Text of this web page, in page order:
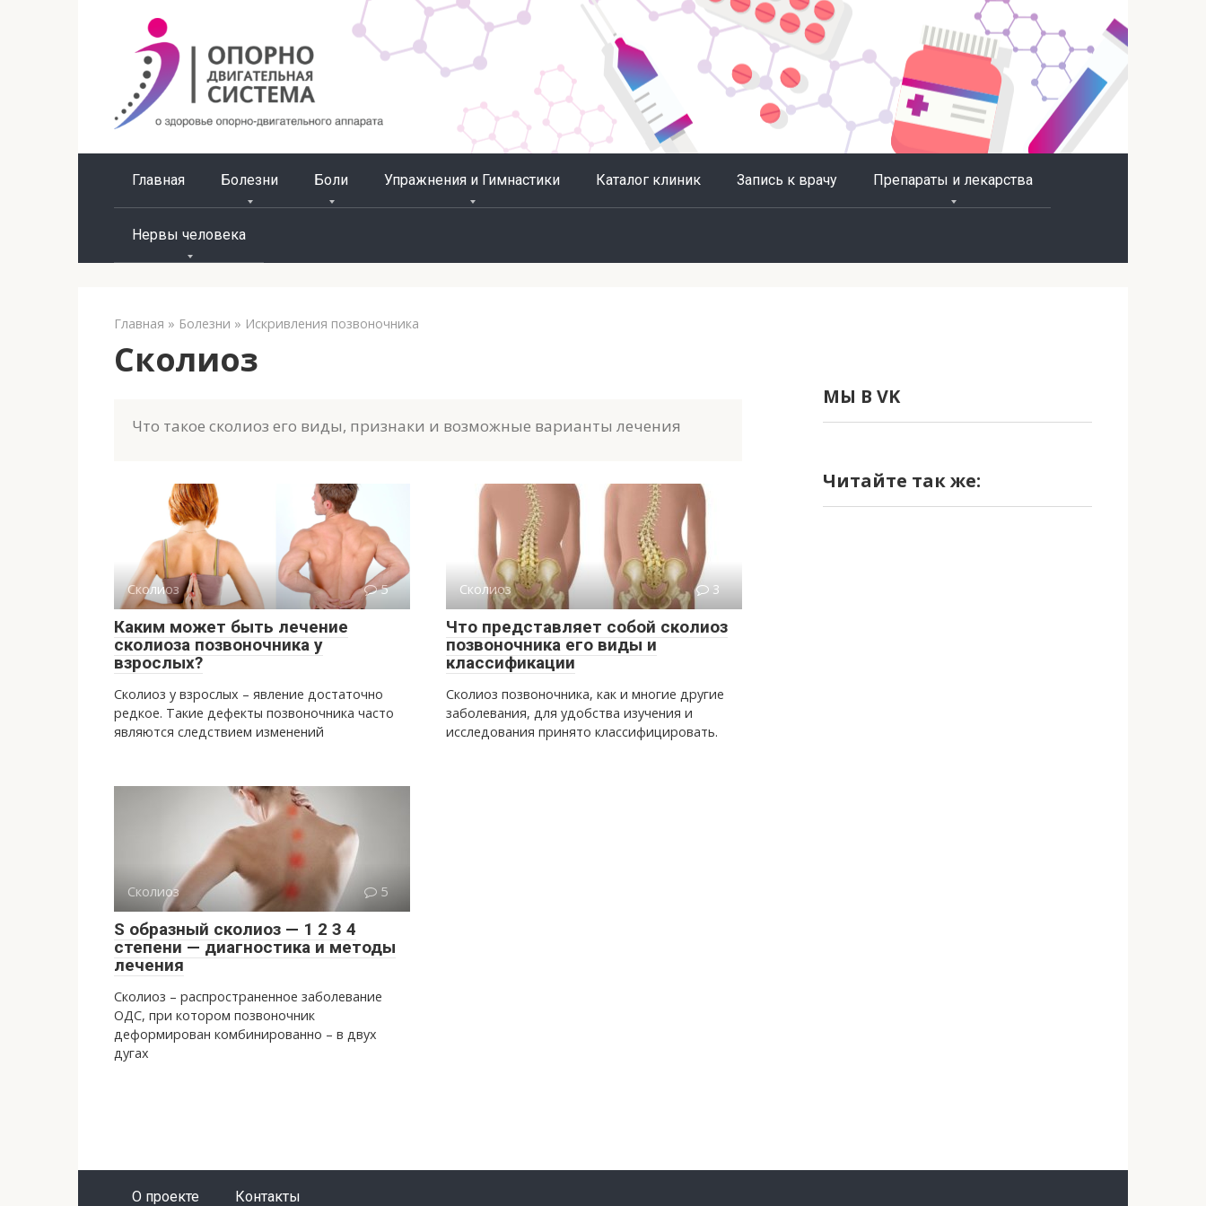
Главная Болезни Боли Упражнения и Гимнастики Каталог клиник Запись к врачу Препараты и лекарства
Нервы человека
Главная » Болезни » Искривления позвоночника
Сколиоз
Что такое сколиоз его виды, признаки и возможные варианты лечения
Сколиоз 5
Каким может быть лечение
сколиоза позвоночника у
взрослых?
Сколиоз у взрослых – явление достаточно
редкое. Такие дефекты позвоночника часто
являются следствием изменений
Сколиоз 3
Что представляет собой сколиоз
позвоночника его виды и
классификации
Сколиоз позвоночника, как и многие другие
заболевания, для удобства изучения и
исследования принято классифицировать.
Сколиоз 5
S образный сколиоз — 1 2 3 4
степени — диагностика и методы
лечения
Сколиоз – распространенное заболевание
ОДС, при котором позвоночник
деформирован комбинированно – в двух
дугах
МЫ В VK
Читайте так же:
О проекте Контакты